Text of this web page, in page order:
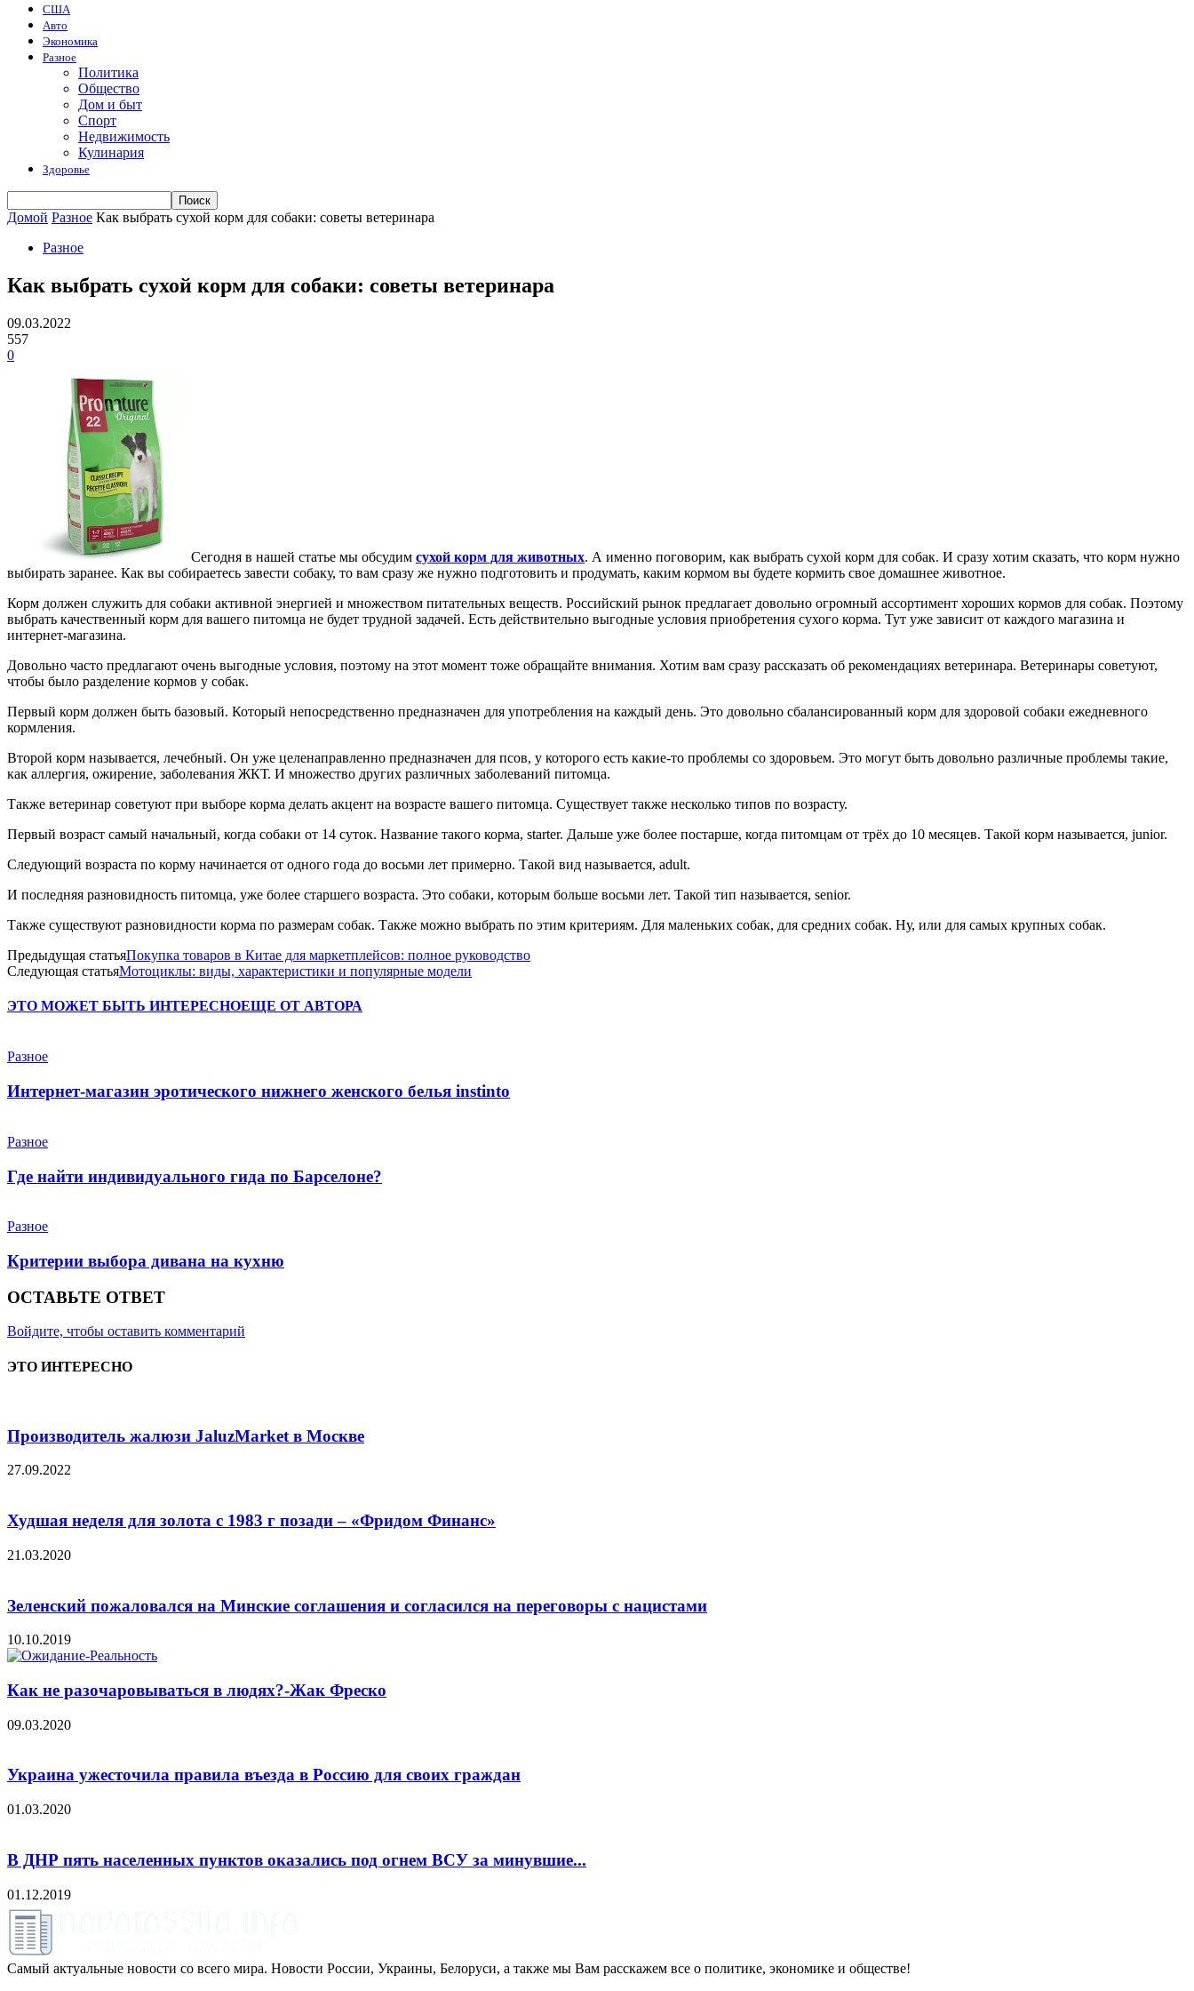
США
Авто
Экономика
Разное
Политика
Общество
Дом и быт
Спорт
Недвижимость
Кулинария
Здоровье
Домой Разное Как выбрать сухой корм для собаки: советы ветеринара
Разное
Как выбрать сухой корм для собаки: советы ветеринара
09.03.2022
557
0
Сегодня в нашей статье мы обсудим сухой корм для животных. А именно поговорим, как выбрать сухой корм для собак. И сразу хотим сказать, что корм нужно
выбирать заранее. Как вы собираетесь завести собаку, то вам сразу же нужно подготовить и продумать, каким кормом вы будете кормить свое домашнее животное.
Корм должен служить для собаки активной энергией и множеством питательных веществ. Российский рынок предлагает довольно огромный ассортимент хороших кормов для собак. Поэтому
выбрать качественный корм для вашего питомца не будет трудной задачей. Есть действительно выгодные условия приобретения сухого корма. Тут уже зависит от каждого магазина и
интернет-магазина.
Довольно часто предлагают очень выгодные условия, поэтому на этот момент тоже обращайте внимания. Хотим вам сразу рассказать об рекомендациях ветеринара. Ветеринары советуют,
чтобы было разделение кормов у собак.
Первый корм должен быть базовый. Который непосредственно предназначен для употребления на каждый день. Это довольно сбалансированный корм для здоровой собаки ежедневного
кормления.
Второй корм называется, лечебный. Он уже целенаправленно предназначен для псов, у которого есть какие-то проблемы со здоровьем. Это могут быть довольно различные проблемы такие,
как аллергия, ожирение, заболевания ЖКТ. И множество других различных заболеваний питомца.
Также ветеринар советуют при выборе корма делать акцент на возрасте вашего питомца. Существует также несколько типов по возрасту.
Первый возраст самый начальный, когда собаки от 14 суток. Название такого корма, starter. Дальше уже более постарше, когда питомцам от трёх до 10 месяцев. Такой корм называется, junior.
Следующий возраста по корму начинается от одного года до восьми лет примерно. Такой вид называется, adult.
И последняя разновидность питомца, уже более старшего возраста. Это собаки, которым больше восьми лет. Такой тип называется, senior.
Также существуют разновидности корма по размерам собак. Также можно выбрать по этим критериям. Для маленьких собак, для средних собак. Ну, или для самых крупных собак.
Предыдущая статьяПокупка товаров в Китае для маркетплейсов: полное руководство
Следующая статьяМотоциклы: виды, характеристики и популярные модели
ЭТО МОЖЕТ БЫТЬ ИНТЕРЕСНОЕЩЕ ОТ АВТОРА
Разное
Интернет-магазин эротического нижнего женского белья instinto
Разное
Где найти индивидуального гида по Барселоне?
Разное
Критерии выбора дивана на кухню
ОСТАВЬТЕ ОТВЕТ
Войдите, чтобы оставить комментарий
ЭТО ИНТЕРЕСНО
Производитель жалюзи JaluzMarket в Москве
27.09.2022
Худшая неделя для золота с 1983 г позади – «Фридом Финанс»
21.03.2020
Зеленский пожаловался на Минские соглашения и согласился на переговоры с нацистами
10.10.2019
Как не разочаровываться в людях?-Жак Фреско
09.03.2020
Украина ужесточила правила въезда в Россию для своих граждан
01.03.2020
В ДНР пять населенных пунктов оказались под огнем ВСУ за минувшие...
01.12.2019
Самый актуальные новости со всего мира. Новости России, Украины, Белоруси, а также мы Вам расскажем все о политике, экономике и обществе!